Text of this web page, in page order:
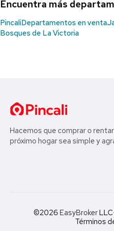
Encuentra más
PincaliDepartamentos en venta
Bosques de La Victoria
Hacemos que comprar o
próximo hogar sea simple y
©2026 EasyBrokerLLC·
Términos